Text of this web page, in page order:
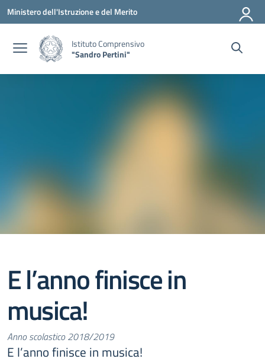
Vai ai contenuti
Vai al menu di navigazione
Vai al footer
Ministero dell'Istruzione e del Merito
Istituto Comprensivo
"Sandro Pertini"
E l’anno finisce in
musica!
Anno scolastico 2018/2019
E l’anno finisce in musica!